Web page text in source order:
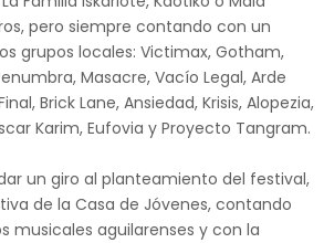
pero siempre contando con un
grupos locales: Victimax, Gotham,
Masacre, Vacío Legal, Arde
Brick Lane, Ansiedad, Krisis, Alopezia,
Karim, Eufovia y Proyecto Tangram.
un giro al planteamiento del festival,
de la Casa de Jóvenes, contando
musicales aguilarenses y con la